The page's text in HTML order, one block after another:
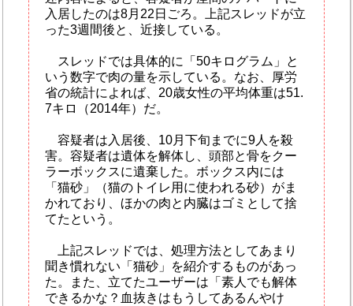
入居したのは8月22日ごろ。上記スレッドが立
った3週間後と、近接している。
スレッドでは具体的に「50キログラム」と
いう数字で肉の量を示している。なお、厚労
省の統計によれば、20歳女性の平均体重は51.
7キロ（2014年）だ。
容疑者は入居後、10月下旬までに9人を殺
害。容疑者は遺体を解体し、頭部と骨をクー
ラーボックスに遺棄した。ボックス内には
「猫砂」（猫のトイレ用に使われる砂）がま
かれており、ほかの肉と内臓はゴミとして捨
てたという。
上記スレッドでは、処理方法としてあまり
聞き慣れない「猫砂」を紹介するものがあっ
た。また、立てたユーザーは「素人でも解体
できるかな？血抜きはもうしてあるんやけ